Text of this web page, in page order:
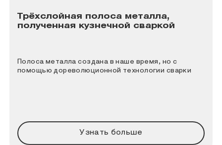
Трёхслойная полоса металла,
полученная кузнечной сваркой
Полоса металла создана в наше время, но с
помощью дореволюционной технологии сварки
Узнать больше